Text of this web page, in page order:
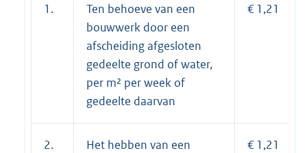
1.
Ten behoeve van een
bouwwerk door een
afscheiding afgesloten
gedeelte grond of water,
per m² per week of
gedeelte daarvan
€ 1,21
2.
Het hebben van een
€ 1,21